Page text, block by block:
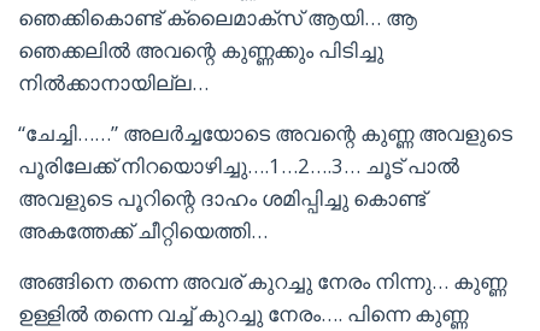
ഞെക്കികൊണ്ട് ക്ലൈമാക്സ്‌ ആയി… ആ
ഞെക്കലിൽ അവന്റെ കുണ്ണക്കും പിടിച്ചു
നിൽക്കാനായില്ല…
“ചേച്ചി……” അലർച്ചയോടെ അവന്റെ കുണ്ണ അവളുടെ
പൂരിലേക്ക് നിറയൊഴിച്ചു….1…2….3… ചൂട് പാൽ
അവളുടെ പൂറിന്റെ ദാഹം ശമിപ്പിച്ചു കൊണ്ട്
അകത്തേക്ക് ചീറ്റിയെത്തി…
അങ്ങിനെ തന്നെ അവര് കുറച്ചു നേരം നിന്നു… കുണ്ണ
ഉള്ളിൽ തന്നെ വച്ച് കുറച്ചു നേരം…. പിന്നെ കുണ്ണ